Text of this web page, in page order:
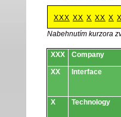
XXX XX X XX X X
Nabehnutím kurzora
Obvody.
XXX Company
XX Interface
X Technology